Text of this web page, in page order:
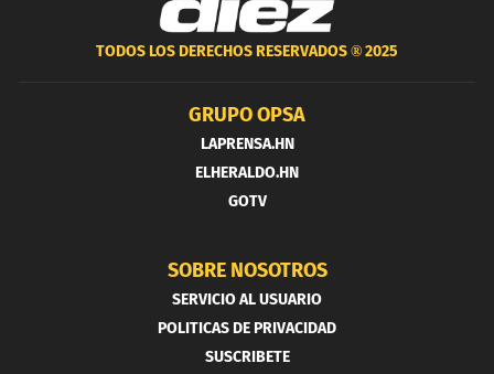
TODOS LOS DERECHOS RESERVADOS ®2025
GRUPO OPSA
LAPRENSA.HN
ELHERALDO.HN
GOTV
SOBRE NOSOTROS
SERVICIO AL USUARIO
POLITICAS DE PRIVACIDAD
SUSCRIBETE